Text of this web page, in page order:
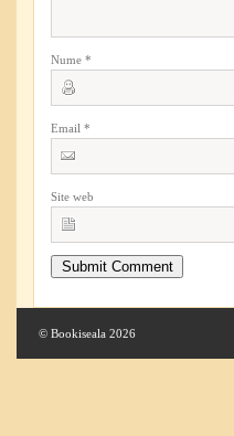
Nume *
Email *
Site web
© Bookiseala 2026